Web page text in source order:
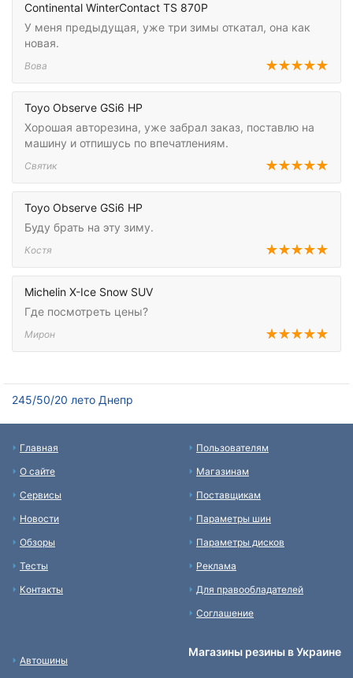
Continental WinterContact TS 870P
У меня предыдущая, уже три зимы откатал, она как
новая.
Вова
Toyo Observe GSi6 HP
Хорошая авторезина, уже забрал заказ, поставлю на
машину и отпишусь по впечатлениям.
Святик
Toyo Observe GSi6 HP
Буду брать на эту зиму.
Костя
Michelin X-Ice Snow SUV
Где посмотреть цены?
Мирон
245/50/20 лето Днепр
Главная
О сайте
Сервисы
Новости
Обзоры
Тесты
Контакты
Пользователям
Магазинам
Поставщикам
Параметры шин
Параметры дисков
Реклама
Для правообладателей
Соглашение
Автошины
Магазины резины в Украине